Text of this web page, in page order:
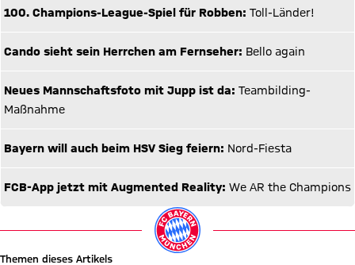
100. Champions-League-Spiel für Robben: Toll-Länder!
Cando sieht sein Herrchen am Fernseher: Bello again
Neues Mannschaftsfoto mit Jupp ist da: Teambilding-
Maßnahme
Bayern will auch beim HSV Sieg feiern: Nord-Fiesta
FCB-App jetzt mit Augmented Reality: We AR the Champions
Themen dieses Artikels